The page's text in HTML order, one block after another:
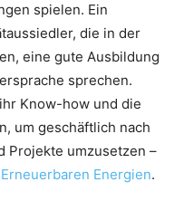
spielen. Ein
die in der
eine gute Ausbildung
sprechen.
Know-how und die
um geschäftlich nach
Projekte umzusetzen –
Energien.